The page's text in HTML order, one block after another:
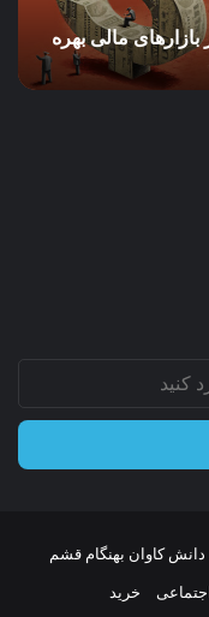
آیا
فدرال
مجبور
6 آگوست 2025
فدرال رزرو مجبور به
دانش کاوان بهنگام قشم
اجتماعی خرید